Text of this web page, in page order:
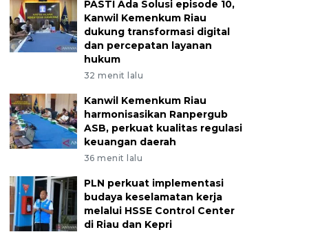
PASTI Ada Solusi episode 10,
Kanwil Kemenkum Riau
dukung transformasi digital
dan percepatan layanan
hukum
32 menit lalu
Kanwil Kemenkum Riau
harmonisasikan Ranpergub
ASB, perkuat kualitas regulasi
keuangan daerah
36 menit lalu
PLN perkuat implementasi
budaya keselamatan kerja
melalui HSSE Control Center
di Riau dan Kepri